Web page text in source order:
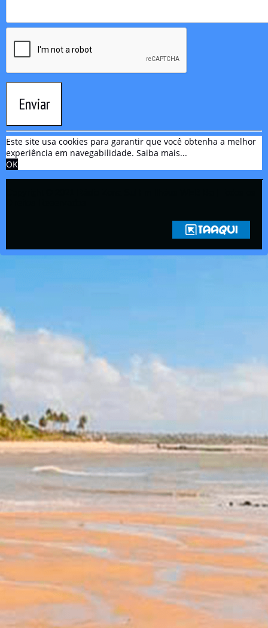
Enviar
Este site usa cookies para garantir que você obtenha a melhor
experiência em navegabilidade. Saiba mais...
OK